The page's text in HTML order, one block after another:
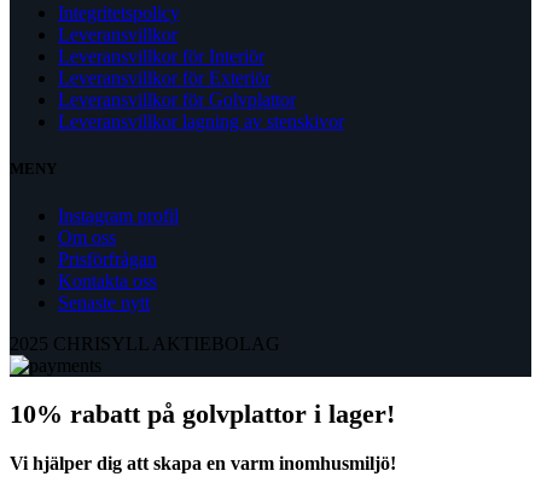
Integritetspolicy
Leveransvillkor
Leveransvillkor för Interiör
Leveransvillkor för Exteriör
Leveransvillkor för Golvplattor
Leveransvillkor lagning av stenskivor
MENY
Instagram profil
Om oss
Prisförfrågan
Kontakta oss
Senaste nytt
2025 CHRISYLL AKTIEBOLAG
10% rabatt på golvplattor i lager!
Vi hjälper dig att skapa en varm inomhusmiljö!